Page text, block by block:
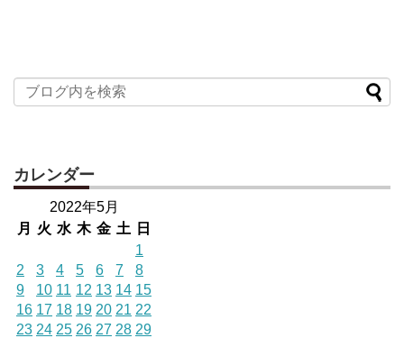
カレンダー
2022年5月
月
火 水 木 金 土 日
1
2
3 4 5 6 7
8
9
10 11 12 13 14 15
16 17 18 19 20 21 22
23 24 25 26 27 28 29